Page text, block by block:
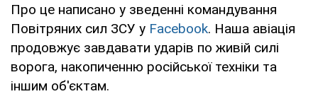
Про це написано у зведенні командування
Повітряних сил ЗСУ у Facebook. Наша авіація
продовжує завдавати ударів по живій силі
ворога, накопиченню російської техніки та
іншим об'єктам.